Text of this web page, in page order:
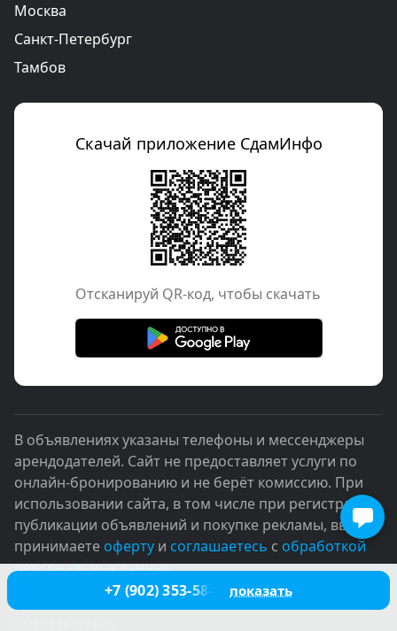
+7 (902) 353-58-78 показать
Москва
Санкт-Петербург
Тамбов
Скачай приложение СдамИнфо
Отcканируй QR-код, чтобы скачать
В объявлениях указаны телефоны и мессенджеры
арендодателей. Сайт не предоставляет услуги по
онлайн-бронированию и не берёт комиссию. При
использовании сайта, в том числе при регистрации,
публикации объявлений и покупке рекламы, вы
принимаете оферту и соглашаетесь с обработкой
персональных данных